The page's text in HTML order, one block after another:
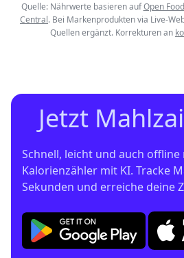
Quelle: Nährwerte basieren auf Open
Central. Bei Markenprodukten via Live-
Quellen ergänzt. Korrekturen an
Jetzt
Schnell, leicht und auch offline
Kalorienzähler mit KI. Tracke
Sekunden und erreiche deine